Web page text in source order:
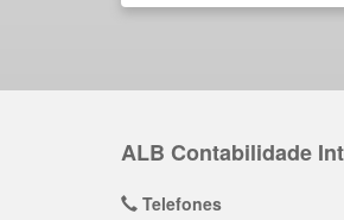
ALB Contabilidade
Telefones